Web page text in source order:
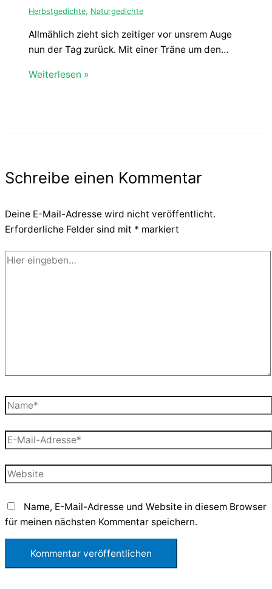
Herbstgedichte, Naturgedichte
Allmählich zieht sich zeitiger vor unsrem Auge
nun der Tag zurück. Mit einer Träne um den…
Weiterlesen »
Schreibe einen Kommentar
Deine E-Mail-Adresse wird nicht veröffentlicht.
Erforderliche Felder sind mit * markiert
Hier
Name*
E-
Mail-
Adresse*
Website
Name, E-Mail-Adresse und Website in diesem Browser
für meinen nächsten Kommentar speichern.